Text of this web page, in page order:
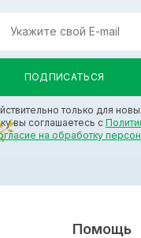
только для
вы соглашаетесь с
на обработку
Помощь